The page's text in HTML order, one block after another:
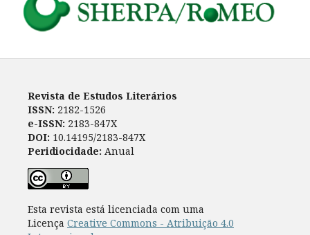
Revista de Estudos Literários
ISSN: 2182-1526
e-ISSN: 2183-847X
DOI: 10.14195/2183-847X
Peridiocidade: Anual
Esta revista está licenciada com uma
Licença Creative Commons - Atribuição 4.0